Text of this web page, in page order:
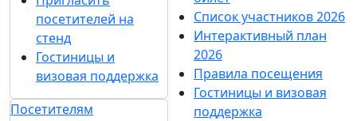
посетителей на
стенд
Гостиницы и
визовая поддержка
Посетителям
Список участников 2026
Интерактивный план
2026
Правила посещения
Гостиницы и визовая
поддержка